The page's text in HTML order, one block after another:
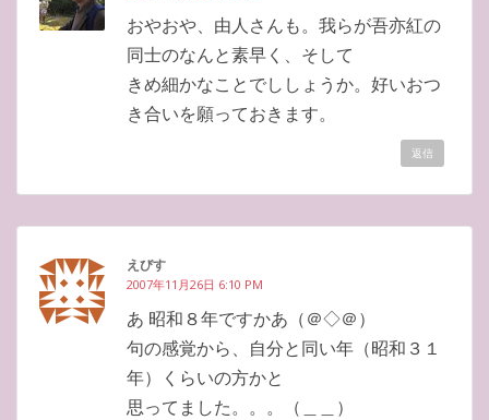
おやおや、由人さんも。我らが吾亦紅の
同士のなんと素早く、そして
きめ細かなことでししょうか。好いおつ
き合いを願っておきます。
返信
えびす
2007年11月26日 6:10 PM
あ 昭和８年ですかあ（＠◇＠）
句の感覚から、自分と同い年（昭和３１
年）くらいの方かと
思ってました。。。（＿＿）